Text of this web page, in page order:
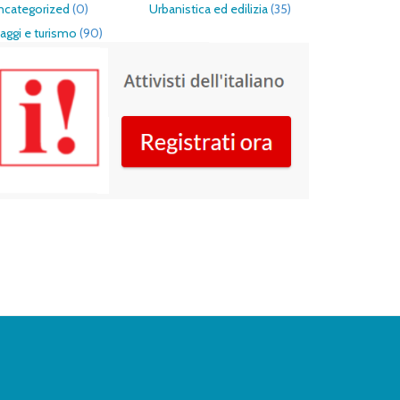
(0) Urbanistica ed edilizia(35)
e turismo (90)